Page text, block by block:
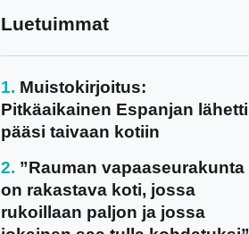
Luetuimmat
Muistokirjoitus:
Pitkäaikainen Espanjan lähetti
pääsi taivaan kotiin
”Rauman vapaaseurakunta
on rakastava koti, jossa
rukoillaan paljon ja jossa